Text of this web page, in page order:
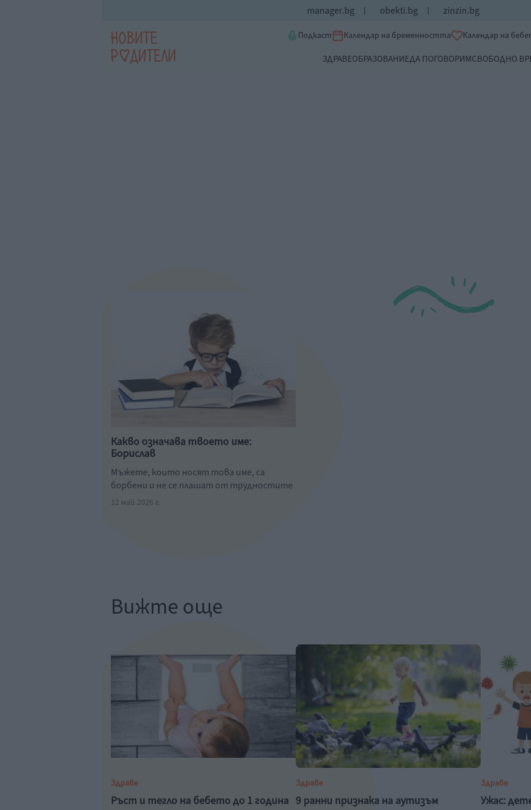
manager.bg obekti.bg zinzin.bg
Подкаст Календар на бременността Календар на
ЗДРАВЕОБРАЗОВАНИЕДА ПОГОВОРИМСВОБОДНО
Какво означава твоето име:
Борислав
Мъжете, които носят това име, са
борбени и не се плашат от трудностите
12 май 2026 г.
Вижте още
Здраве
Ръст и тегло на бебето до 1 година
Здраве
9 ранни признака на аутизъм
Здраве
Ужас: